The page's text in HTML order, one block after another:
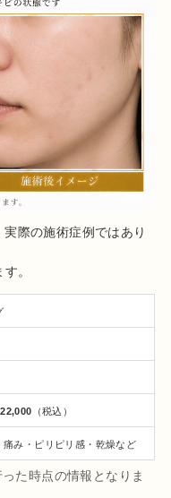
際の施術症例ではあり
。
22,000 （税込）
み・ピリピリ感・乾燥など
た時点の情報となりま